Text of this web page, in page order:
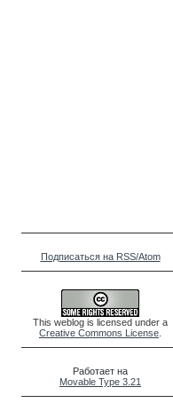
Подписаться на RSS/Atom
This weblog is licensed under a
Creative Commons License
Работает на
Movable Type 3.21